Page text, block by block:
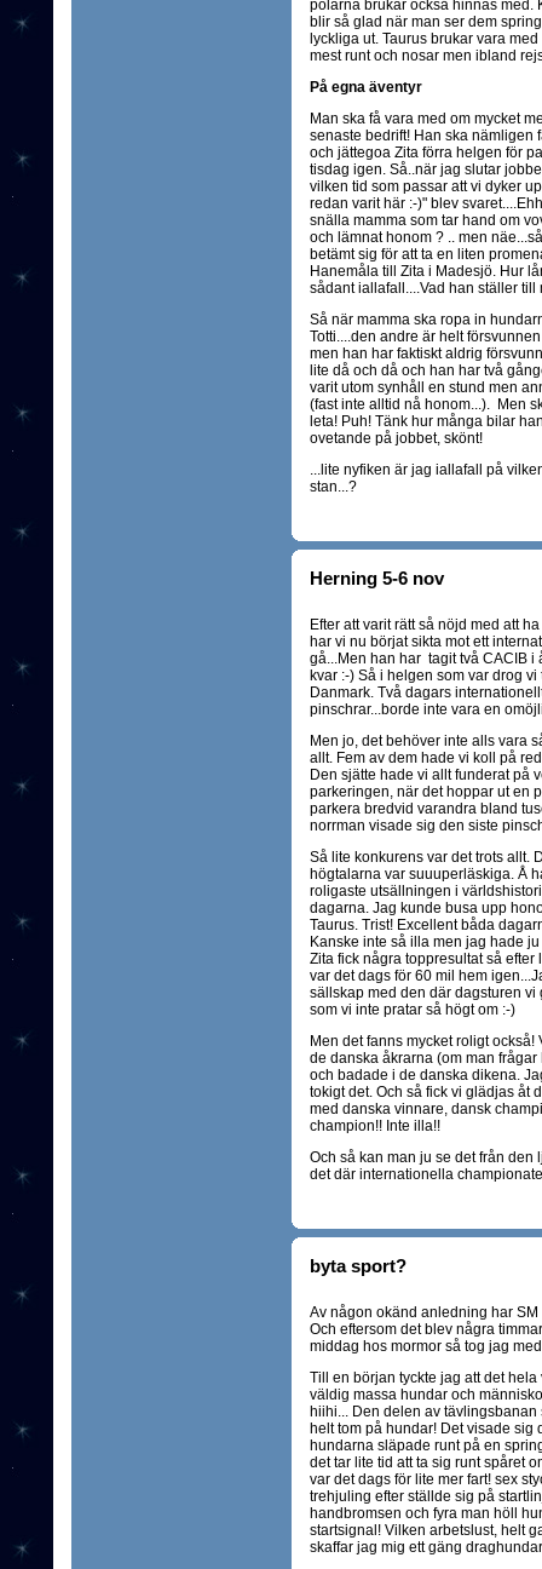
polarna brukar också hinnas med.
blir så glad när man ser dem
lyckliga ut. Taurus brukar vara
mest runt och nosar men ibland
På egna äventyr
Man ska få vara med om mycket
senaste bedrift! Han ska nämligen
och jättegoa Zita förra helgen för
tisdag igen. Så..när jag slutar
vilken tid som passar att vi dyker
redan varit här :-)" blev
snälla mamma som tar hand om
och lämnat honom ? .. men
betämt sig för att ta en liten
Hanemåla till Zita i Madesjö. Hur
sådant iallafall....Vad han ställer till
Så när mamma ska ropa in
Totti....den andre är helt
men han har faktiskt aldrig
lite då och då och han har två
varit utom synhåll en stund men
(fast inte alltid nå honom...). Men
leta! Puh! Tänk hur många bilar
ovetande på jobbet, skönt!
...lite nyfiken är jag iallafall på
stan...?
Herning 5-6 nov
Efter att varit rätt så nöjd med att
har vi nu börjat sikta mot ett
gå...Men han har tagit två CACIB i
kvar :-) Så i helgen som var drog
Danmark. Två dagars
pinschrar...borde inte vara en
Men jo, det behöver inte alls vara
allt. Fem av dem hade vi koll på
Den sjätte hade vi allt funderat på
parkeringen, när det hoppar ut en
parkera bredvid varandra bland
norrman visade sig den siste
Så lite konkurens var det trots allt.
högtalarna var suuuperläskiga. Å
roligaste utsällningen i
dagarna. Jag kunde busa upp
Taurus. Trist! Excellent båda
Kanske inte så illa men jag hade
Zita fick några toppresultat så
var det dags för 60 mil hem
sällskap med den där dagsturen
som vi inte pratar så högt om :-)
Men det fanns mycket roligt
de danska åkrarna (om man
och badade i de danska dikena.
tokigt det. Och så fick vi glädjas åt
med danska vinnare, dansk
champion!! Inte illa!!
Och så kan man ju se det från den
det där internationella
byta sport?
Av någon okänd anledning har
Och eftersom det blev några
middag hos mormor så tog jag
Till en början tyckte jag att det
väldig massa hundar och
hiihi... Den delen av
helt tom på hundar! Det visade sig
hundarna släpade runt på en
det tar lite tid att ta sig runt spåret
var det dags för lite mer fart! sex
trehjuling efter ställde sig på
handbromsen och fyra man höll
startsignal! Vilken arbetslust, helt
skaffar jag mig ett gäng